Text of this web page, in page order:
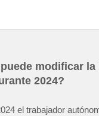
modificar la
2024?
el trabajador